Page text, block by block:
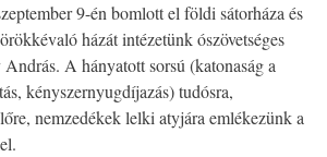
9-én bomlott el földi sátorháza és
házát intézetünk ószövetséges
A hányatott sorsú (katonaság a
kényszernyugdíjazás) tudósra,
nemzedékek lelki atyjára emlékezünk a